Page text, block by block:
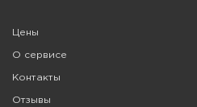
Цены
О сервисе
Контакты
Отзывы